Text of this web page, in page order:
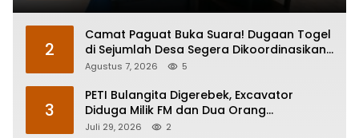
2
Camat Paguat Buka Suara! Dugaan Togel
di Sejumlah Desa Segera Dikoordinasikan
ke Polisi
Agustus 7, 2026 5
3
PETI Bulangita Digerebek, Excavator
Diduga Milik FM dan Dua Orang
Diamankan
Juli 29, 2026 2